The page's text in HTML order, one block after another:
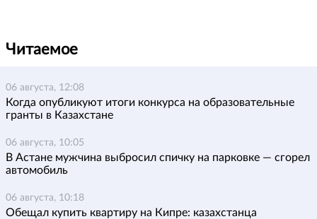
Читаемое
06 августа, 12:08
Когда опубликуют итоги конкурса на образовательные
гранты в Казахстане
06 августа, 10:05
В Астане мужчина выбросил спичку на парковке — сгорел
автомобиль
06 августа, 10:18
Обещал купить квартиру на Кипре: казахстанца